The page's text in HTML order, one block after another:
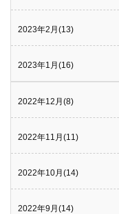
2023年2月(13)
2023年1月(16)
2022年12月(8)
2022年11月(11)
2022年10月(14)
2022年9月(14)